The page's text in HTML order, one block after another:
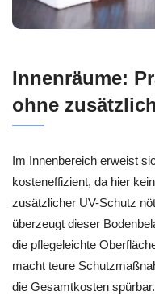
Innenräume:
ohne
Im Innenbereich erweist
kosteneffizient, da hier
zusätzlicher UV-Schutz
überzeugt dieser
die pflegeleichte
macht teure
die Gesamtkosten